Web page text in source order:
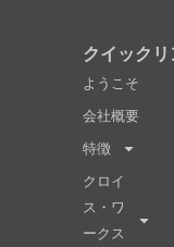
クイックリ
ようこそ
会社概要
特徴
クロイ
ス・ワ
ークス